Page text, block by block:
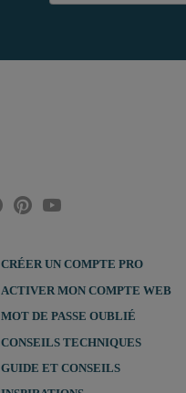
CRÉER UN COMPTE PRO
ACTIVER MON COMPTE WEB
MOT DE PASSE OUBLIÉ
CONSEILS TECHNIQUES
GUIDE ET CONSEILS